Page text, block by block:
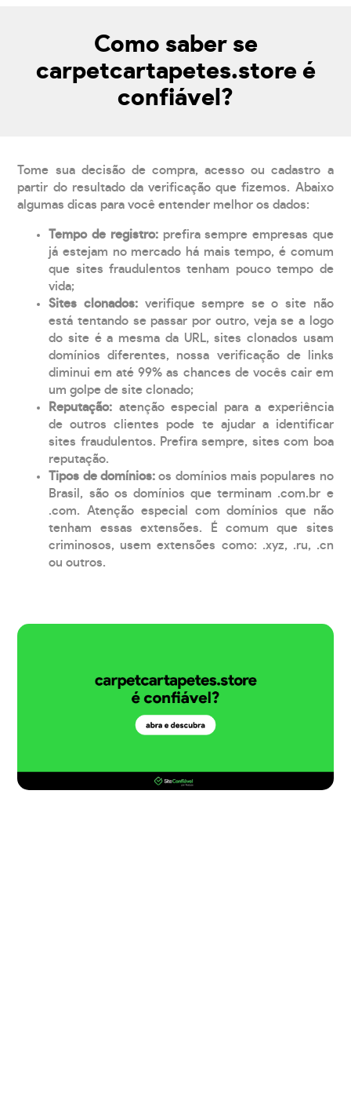
Como saber se
carpetcartapetes.store é
confiável?
Tome sua decisão de compra, acesso ou cadastro a
partir do resultado da verificação que fizemos. Abaixo
algumas dicas para você entender melhor os dados:
Tempo de registro: prefira sempre empresas que
já estejam no mercado há mais tempo, é comum
que sites fraudulentos tenham pouco tempo de
vida;
Sites clonados: verifique sempre se o site não
está tentando se passar por outro, veja se a logo
do site é a mesma da URL, sites clonados usam
domínios diferentes, nossa verificação de links
diminui em até 99% as chances de vocês cair em
um golpe de site clonado;
Reputação: atenção especial para a experiência
de outros clientes pode te ajudar a identificar
sites fraudulentos. Prefira sempre, sites com boa
reputação.
Tipos de domínios:os domínios mais populares no
Brasil, são os domínios que terminam .com.br e
.com. Atenção especial com domínios que não
tenham essas extensões. É comum que sites
criminosos, usem extensões como: .xyz, .ru, .cn
ou outros.